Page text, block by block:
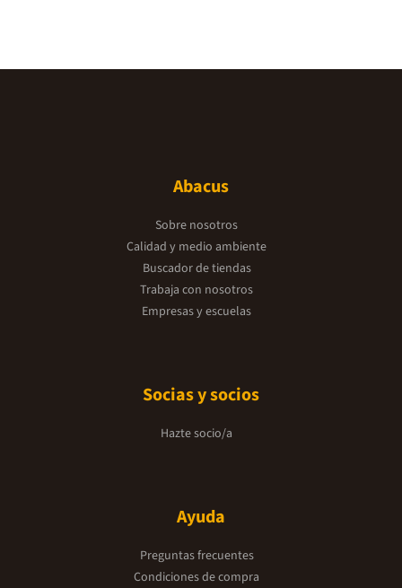
Abacus
Sobre nosotros
Calidad y medio ambiente
Buscador de tiendas
Trabaja con nosotros
Empresas y escuelas
Socias y socios
Hazte socio/a
Ayuda
Preguntas frecuentes
Condiciones de compra